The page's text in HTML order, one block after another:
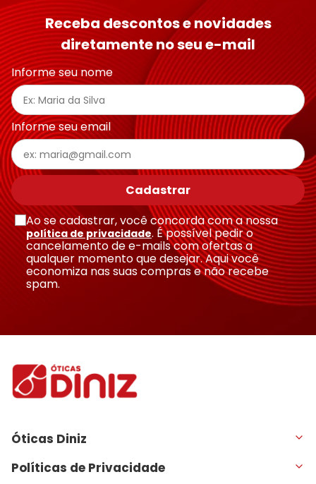
Receba descontos e novidades
diretamente no seu e-mail
Informe seu nome
Informe seu email
Cadastrar
Ao se cadastrar, você concorda com a nossa
política de privacidade. É possível pedir o
cancelamento de e-mails com ofertas a
qualquer momento que desejar. Aqui você
economiza nas suas compras e não recebe
spam.
Óticas Diniz
Políticas de Privacidade